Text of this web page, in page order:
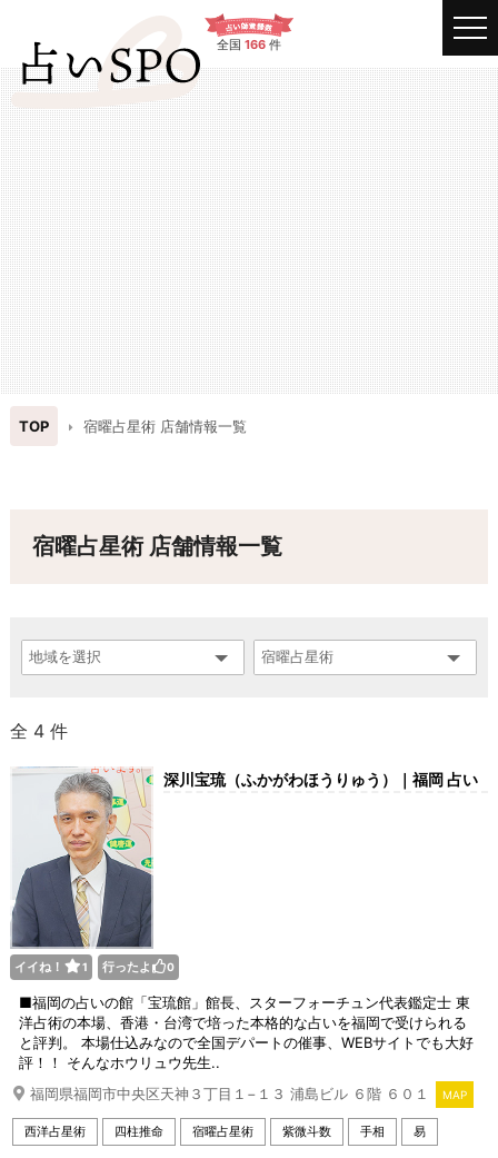
全国 166 件
TOP 宿曜占星術 店舗情報一覧
宿曜占星術 店舗情報一覧
全 4 件
深川宝琉（ふかがわほうりゅう）｜福岡 占い
イイね！ 1 行ったよ 0
■福岡の占いの館「宝琉館」館長、スターフォーチュン代表鑑定士 東
洋占術の本場、香港・台湾で培った本格的な占いを福岡で受けられる
と評判。 本場仕込みなので全国デパートの催事、WEBサイトでも大好
評！！ そんなホウリュウ先生..
福岡県福岡市中央区天神３丁目１−１３ 浦島ビル ６階 ６０１
MAP
西洋占星術 四柱推命 宿曜占星術 紫微斗数 手相 易